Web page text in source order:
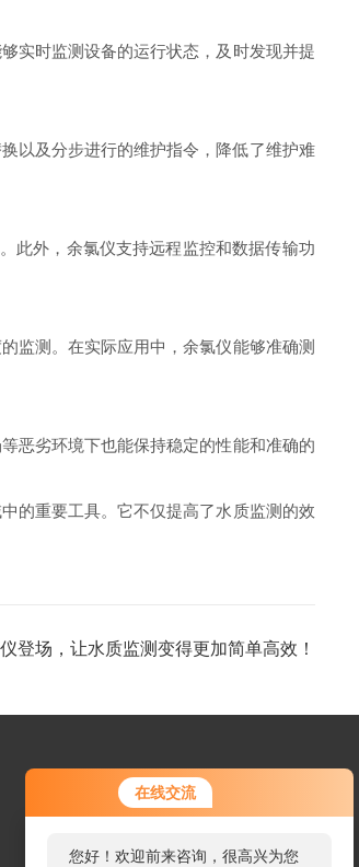
在线交流
您好！欢迎前来咨询，很高兴为您
实时监测设备的运行状态，及时发现并提
以及分步进行的维护指令，降低了维护难
此外，余氯仪支持远程监控和数据传输功
监测。在实际应用中，余氯仪能够准确测
恶劣环境下也能保持稳定的性能和准确的
的重要工具。它不仅提高了水质监测的效
登场，让水质监测变得更加简单高效！